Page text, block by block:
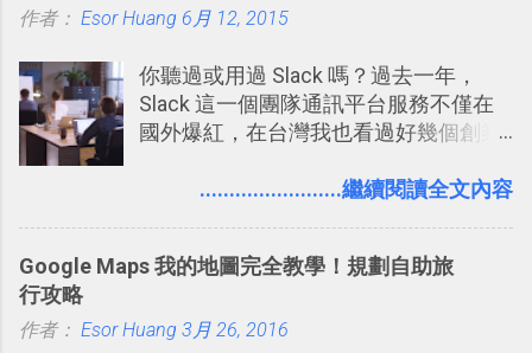
作者： Esor Huang 6月 12, 2015
你聽過或用過 Slack 嗎？過去一年，
Slack 這一個團隊通訊平台服務不僅在
國外爆紅，在台灣我也看過好幾個創業
理，到底 Slack 有什麼魅力？它是不是
有機會在一個專案合作中使用了 Slack
點： 1. 「 很有趣 」： Slack 裡擁有跟
........................繼續閱讀全文內容
Google Maps 我的地圖完全教學！規劃自助旅
行攻略
作者： Esor Huang 3月 26, 2016